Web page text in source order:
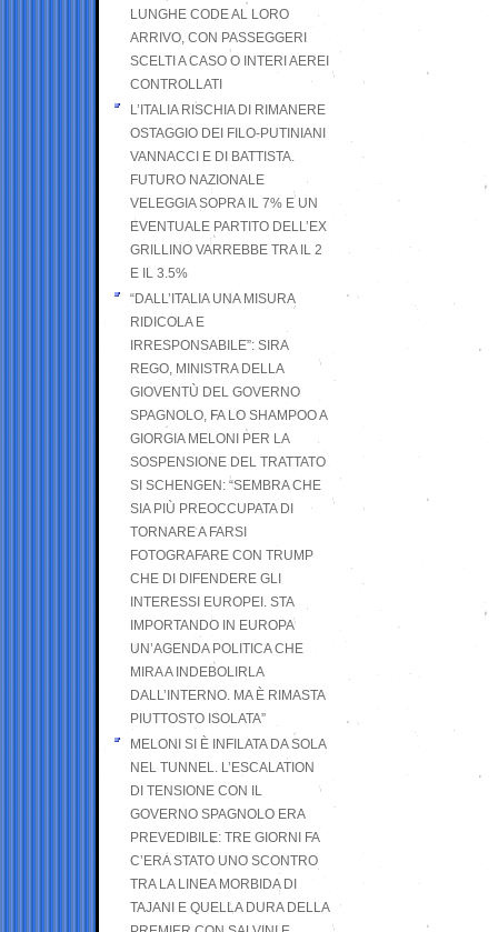
LUNGHE CODE AL LORO
ARRIVO, CON PASSEGGERI
SCELTI A CASO O INTERI AEREI
CONTROLLATI
L’ITALIA RISCHIA DI RIMANERE
OSTAGGIO DEI FILO-PUTINIANI
VANNACCI E DI BATTISTA.
FUTURO NAZIONALE
VELEGGIA SOPRA IL 7% E UN
EVENTUALE PARTITO DELL’EX
GRILLINO VARREBBE TRA IL 2
E IL 3.5%
“DALL’ITALIA UNA MISURA
RIDICOLA E
IRRESPONSABILE”: SIRA
REGO, MINISTRA DELLA
GIOVENTÙ DEL GOVERNO
SPAGNOLO, FA LO SHAMPOO A
GIORGIA MELONI PER LA
SOSPENSIONE DEL TRATTATO
SI SCHENGEN: “SEMBRA CHE
SIA PIÙ PREOCCUPATA DI
TORNARE A FARSI
FOTOGRAFARE CON TRUMP
CHE DI DIFENDERE GLI
INTERESSI EUROPEI. STA
IMPORTANDO IN EUROPA
UN’AGENDA POLITICA CHE
MIRA A INDEBOLIRLA
DALL’INTERNO. MA È RIMASTA
PIUTTOSTO ISOLATA”
MELONI SI È INFILATA DA SOLA
NEL TUNNEL. L’ESCALATION
DI TENSIONE CON IL
GOVERNO SPAGNOLO ERA
PREVEDIBILE: TRE GIORNI FA
C’ERA STATO UNO SCONTRO
TRA LA LINEA MORBIDA DI
TAJANI E QUELLA DURA DELLA